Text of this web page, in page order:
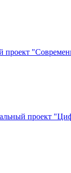
проект
проект